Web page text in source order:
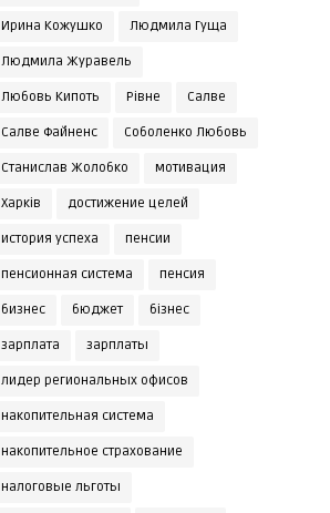
Ирина Кожушко Людмила Гуща
Людмила Журавель
Любовь Кипоть Рівне Салве
Салве Файненс Соболенко Любовь
Станислав Жолобко мотивация
Харків достижение целей
история успеха пенсии
пенсионная система пенсия
бизнес бюджет бізнес
зарплата зарплаты
лидер региональных офисов
накопительная система
накопительное страхование
налоговые льготы